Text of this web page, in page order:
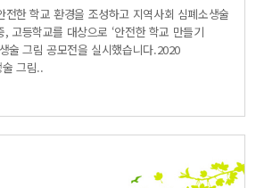
전한 학교 환경을 조성하고 지역사회 심폐소생술
고등학교를 대상으로 ‘안전한 학교 만들기
술 그림 공모전을 실시했습니다.2020
그림..